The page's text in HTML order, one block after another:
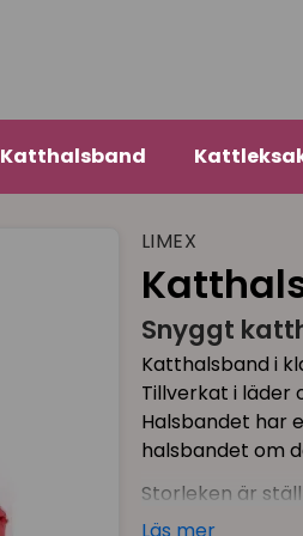
Katthalsband
LIMEX
Snyggt
Katthalsband i
Tillverkat i
Halsbandet har
halsbandet om
Storleken är
(Produktbild nr